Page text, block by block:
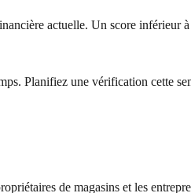
actuelle. Un score inférieur
Planifiez une vérification cette
de magasins et les